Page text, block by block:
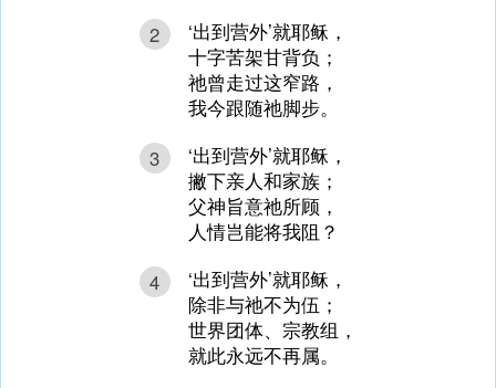
2
‘出到营外’就耶稣，
十字苦架甘背负；
祂曾走过这窄路，
我今跟随祂脚步。
3
‘出到营外’就耶稣，
撇下亲人和家族；
父神旨意祂所顾，
人情岂能将我阻？
4
‘出到营外’就耶稣，
除非与祂不为伍；
世界团体、宗教组，
就此永远不再属。